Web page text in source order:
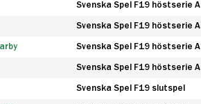
Svenska Spel F19 höstserie A
Svenska Spel F19 höstserie A
Svenska Spel F19 höstserie A
Svenska Spel F19 höstserie A
Svenska Spel F19 slutspel